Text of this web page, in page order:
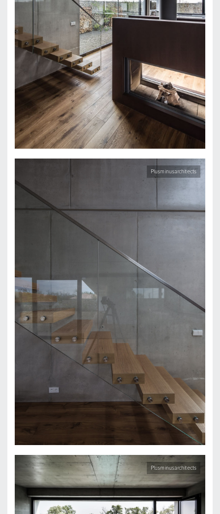
Plusminusarchitects
Plusminusarchitects